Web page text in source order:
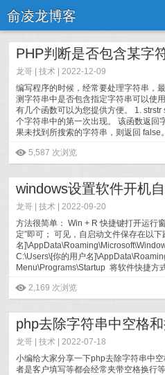
俞凌龙博客
PHP判断是否包含某字
龙哥 |技术 | 2022-12-09
编写程序的时候，经常要处理字符串，
测字符串中是否包含指定字符串可以使
有几个函数可以为您提供方便。 1.
个字符串中的第一次出现。 该函数返回
果未找到所搜索的字符串，则返回 false
ė 5,587 次浏览
windows设置软件开机
龙哥 |技术 | 2022-09-20
方法很简单： Win + R 快捷键打开运行
定”即可； 可见，自启动文件保存在以
名
C:\Users\[你的用户名
Menu\Programs\Startup 将软件快捷方
ė 2,169 次浏览
php去除字符串中空格
龙哥 |技术 | 2022-07-18
小编给大家分享一下php去除字符串中
者是客户填写等都会经常夹带空格换行